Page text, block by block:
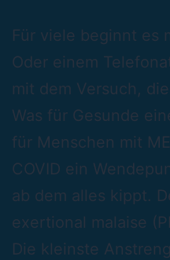
Für viele beginnt es
Oder einem
mit dem Versuch,
Was für Gesunde
für Menschen mit
COVID ein
ab dem alles kippt.
exertional malaise
Die kleinste